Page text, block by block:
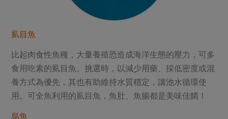
虱目魚
比起肉食性魚種，大量養殖恐造成海洋生態的壓力，可多
食用吃素的虱目魚。挑選時，以減少用藥、採低密度或混
養方式為優先，其也有助維持水質穩定，讓池水循環使
用。可全魚利用的虱目魚，魚肚、魚腸都是美味佳餚！
烏魚